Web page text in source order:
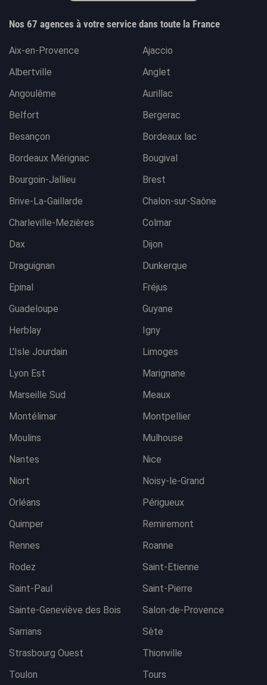
Nos 67 agences à votre service dans toute la France
Aix-en-Provence
Ajaccio
Albertville
Anglet
Angoulême
Aurillac
Belfort
Bergerac
Besançon
Bordeaux lac
Bordeaux Mérignac
Bougival
Bourgoin-Jallieu
Brest
Brive-La-Gaillarde
Chalon-sur-Saône
Charleville-Mezières
Colmar
Dax
Dijon
Draguignan
Dunkerque
Epinal
Fréjus
Guadeloupe
Guyane
Herblay
Igny
L'Isle Jourdain
Limoges
Lyon Est
Marignane
Marseille Sud
Meaux
Montélimar
Montpellier
Moulins
Mulhouse
Nantes
Nice
Niort
Noisy-le-Grand
Orléans
Périgueux
Quimper
Remiremont
Rennes
Roanne
Rodez
Saint-Etienne
Saint-Paul
Saint-Pierre
Sainte-Geneviève des Bois
Salon-de-Provence
Sarrians
Sète
Strasbourg Ouest
Thionville
Toulon
Tours